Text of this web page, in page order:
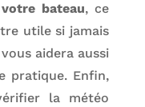
bateau, ce
utile si jamais
aidera aussi
pratique. Enfin,
la météo